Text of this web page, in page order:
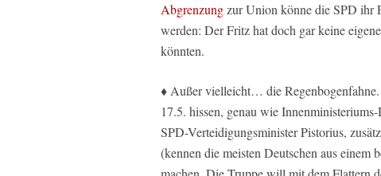
Abgrenzungzur Union könne die SPD ihr
werden: Der Fritz hat doch gar keine
könnten.
♦ Außer vielleicht… die
17.5. hissen, genau wie
SPD-Verteidigungsminister Pistorius,
(kennen die meisten Deutschen aus einem